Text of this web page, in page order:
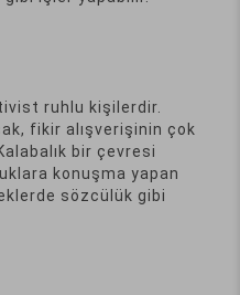
ruhlu kişilerdir.
fikir alışverişinin çok
bir çevresi
konuşma yapan
sözcülük gibi